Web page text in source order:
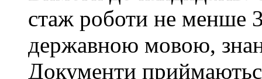
стаж роботи не менше
державною мовою,
Документи